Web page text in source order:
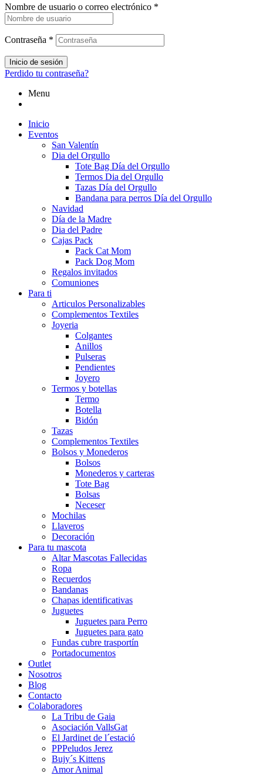
Nombre de usuario o correo electrónico *
Contraseña *
Inicio de sesión
Perdido tu contraseña?
Menu
Inicio
Eventos
San Valentín
Dia del Orgullo
Tote Bag Día del Orgullo
Termos Dia del Orgullo
Tazas Día del Orgullo
Bandana para perros Día del Orgullo
Navidad
Día de la Madre
Dia del Padre
Cajas Pack
Pack Cat Mom
Pack Dog Mom
Regalos invitados
Comuniones
Para ti
Articulos Personalizables
Complementos Textiles
Joyeria
Colgantes
Anillos
Pulseras
Pendientes
Joyero
Termos y botellas
Termo
Botella
Bidón
Tazas
Complementos Textiles
Bolsos y Monederos
Bolsos
Monederos y carteras
Tote Bag
Bolsas
Neceser
Mochilas
Llaveros
Decoración
Para tu mascota
Altar Mascotas Fallecidas
Ropa
Recuerdos
Bandanas
Chapas identificativas
Juguetes
Juguetes para Perro
Juguetes para gato
Fundas cubre trasportín
Portadocumentos
Outlet
Nosotros
Blog
Contacto
Colaboradores
La Tribu de Gaia
Asociación VallsGat
El Jardinet de l´estació
PPPeludos Jerez
Bujy´s Kittens
Amor Animal